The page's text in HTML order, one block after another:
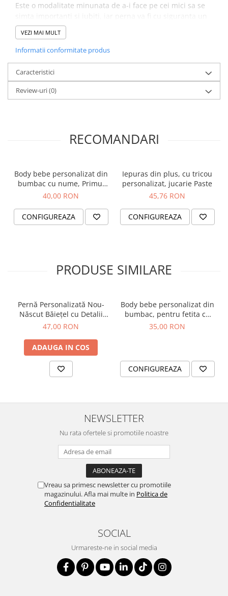
Este o modalitate minunata de a-i face pe cei mici sa se
simta importanti si iubiti, iar perna va fi cu siguranta un
obiect de care se vor bucura ani de zile.
Material perna: 100% poliester.
care vor fi imprimate pe perna, in campul Personalizare
si sa incarcati fotografia copilului.
VEZI MAI MULT
Informatii conformitate produs
Caracteristici
Review-uri(0)
RECOMANDARI
Body bebe personalizat din
bumbac cu nume, Primul
meu Paste, cu iepuras,
40,00 RON
CONFIGUREAZA
Iepuras din plus, cu tricou
personalizat, jucarie Paste
45,76 RON
CONFIGUREAZA
PRODUSE SIMILARE
Pernă Personalizată Nou-
Născut Băiețel cu Detalii
Naștere – Cadou Botez,
Specialăterii
47,00 RON
ADAUGA IN COS
Body bebe personalizat din
bumbac, pentru fetita cu
nume si unicorn, cadou
35,00 RON
CONFIGUREAZA
NEWSLETTER
Nu rata ofertele si promotiile noastre
Vreau sa primesc newsletter cu promotiile
magazinului. Afla mai multe in Politica de
Confidentialitate
SOCIAL
Urmareste-ne in social media